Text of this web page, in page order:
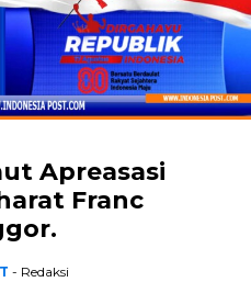
Apreasasi
Franc
- Redaksi